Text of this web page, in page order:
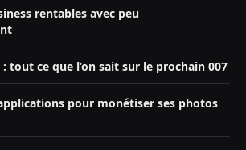
rentables avec peu
: tout ce que l’on sait sur le prochain 007
pour monétiser ses photos